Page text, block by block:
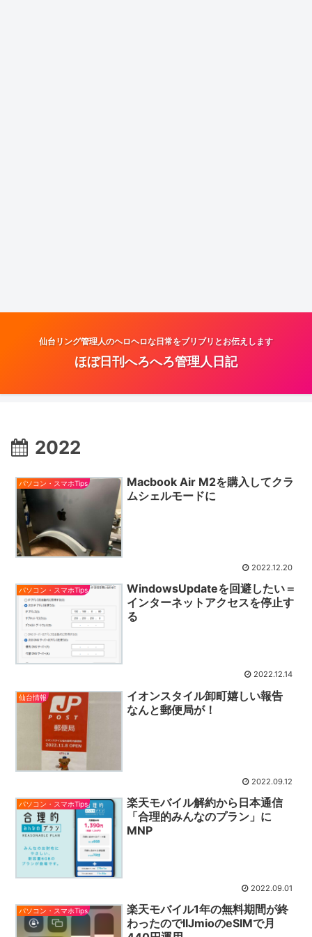
仙台リング管理人のヘロヘロな日常をブリブリとお伝えします
ほぼ日刊へろへろ管理人日記
2022
パソコン・スマホTips
Macbook Air M2を購入してクラ
ムシェルモードに
2022.12.20
パソコン・スマホTips
WindowsUpdateを回避したい＝
インターネットアクセスを停止す
る
2022.12.14
仙台情報
イオンスタイル卸町嬉しい報告
なんと郵便局が！
2022.09.12
パソコン・スマホTips
楽天モバイル解約から日本通信
「合理的みんなのプラン」に
MNP
2022.09.01
パソコン・スマホTips
楽天モバイル1年の無料期間が終
わったのでIIJmioのeSIMで月